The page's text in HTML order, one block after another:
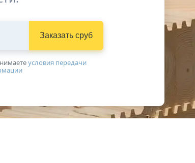
Заказать сруб
условия передачи